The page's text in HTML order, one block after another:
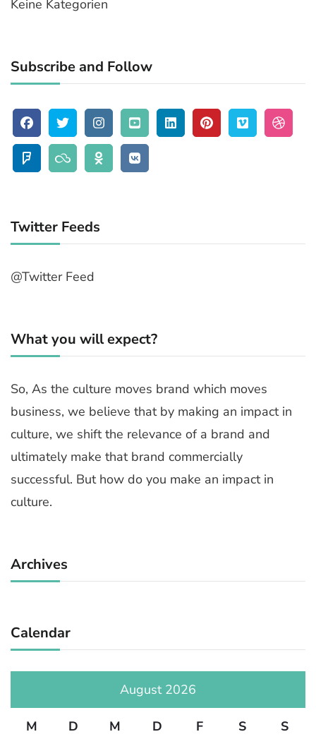
Keine Kategorien
Subscribe and Follow
Twitter Feeds
@Twitter Feed
What you will expect?
So, As the culture moves brand which moves
business, we believe that by making an impact in
culture, we shift the relevance of a brand and
ultimately make that brand commercially
successful. But how do you make an impact in
culture.
Archives
Calendar
August 2026
M D M D F S S